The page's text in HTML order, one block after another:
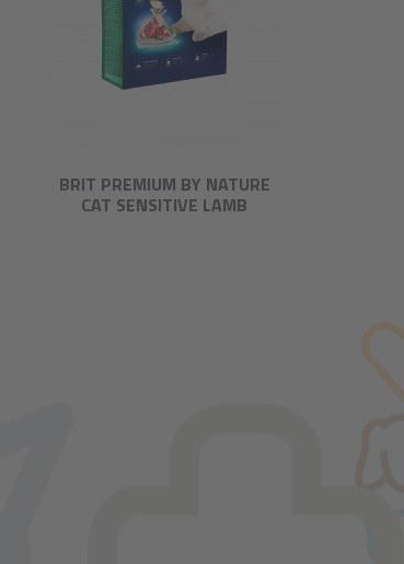
BRIT PREMIUM BY NATURE
CAT SENSITIVE LAMB